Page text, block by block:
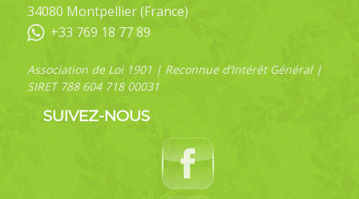
34080 Montpellier (France)
+33 769 18 77 89
Association de Loi 1901 | Reconnue d’Intérêt Général |
SIRET 788 604 718 00031
SUIVEZ-NOUS